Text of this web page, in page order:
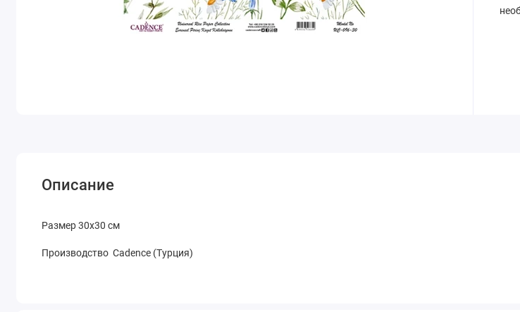
Описание
Размер 30х30 см
Производство Cadence (Турция)